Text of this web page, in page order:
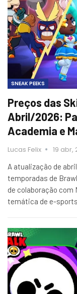
SNEAK PEEKS
Preços das
Abril/2026:
Academia e
Lucas Felix 19 abr,
A atualização de
temporadas de
de colaboração com
temática de e-sports